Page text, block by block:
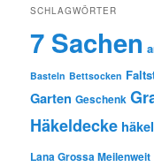
SCHLAGWÖRTER
7 Sachen
Basteln Bettsocken
Garten Geschenk
Häkeldecke
Lana Grossa Meilenweit